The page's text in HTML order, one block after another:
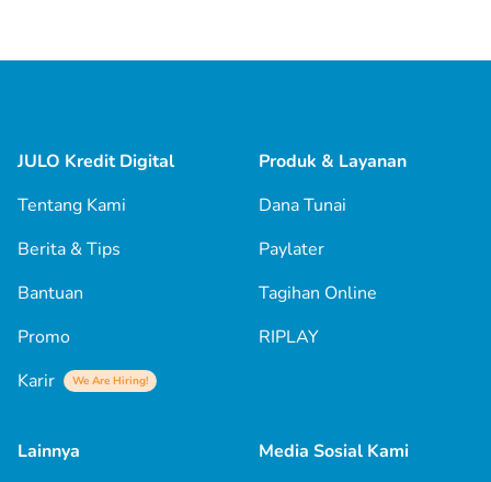
JULO Kredit Digital
Tentang Kami
Berita & Tips
Bantuan
Promo
Karir
We Are Hiring!
Produk & Layanan
Dana Tunai
Paylater
Tagihan Online
RIPLAY
Lainnya
Media Sosial Kami